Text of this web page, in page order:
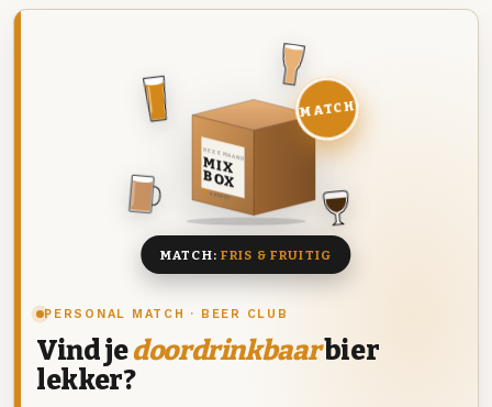
PERSONAL MATCH · BEER CLUB
Vind jedoordrinkbaarbier
lekker?
DEZE MAAND
MIX
BOX
8 BIEREN
MATCH
MATCH: FRIS & FRUITIG